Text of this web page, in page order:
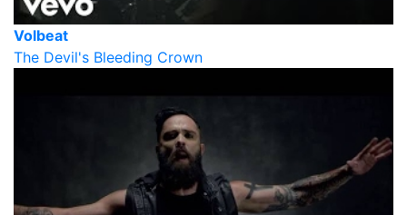
Volbeat
The Devil's Bleeding Crown